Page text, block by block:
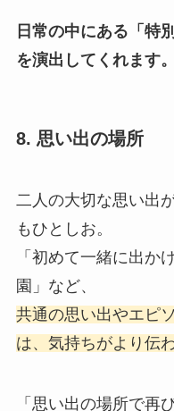
日常の中にある「特
を演出してくれます。
8. 思い出の場所
二人の大切な思い出
もひとしお。
「初めて一緒に出か
園」など、
共通の思い出やエピ
は、気持ちがより伝
「思い出の場所で再